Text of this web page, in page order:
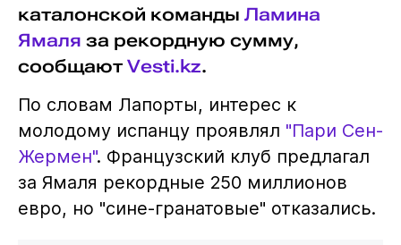
каталонской команды Ламина
Ямаля за рекордную сумму,
сообщают Vesti.kz.
По словам Лапорты, интерес к
молодому испанцу проявлял "Пари Сен-
Жермен". Французский клуб предлагал
за Ямаля рекордные 250 миллионов
евро, но "сине-гранатовые" отказались.